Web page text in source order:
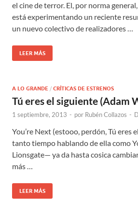
el cine de terror. El, por norma
está experimentando un reciente
un nuevo colectivo de realizadores …
LEER MÁS
A LO GRANDE / CRÍTICAS DE ESTRENOS
Tú eres el siguiente (Adam
1 septiembre, 2013 - por Rubén Collazos -
You’re Next (estooo, perdón, Tú eres
tanto tiempo hablando de ella como
Lionsgate— ya da hasta cosica
más …
LEER MÁS